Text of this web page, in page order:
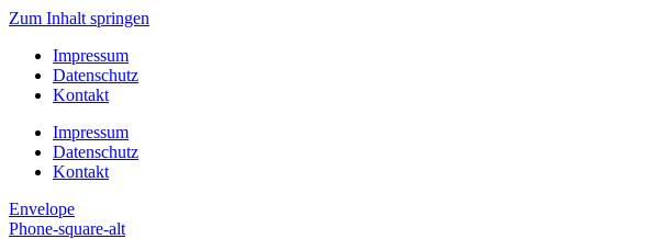
Zum Inhalt springen
Impressum
Datenschutz
Kontakt
Impressum
Datenschutz
Kontakt
Envelope
Phone-square-alt